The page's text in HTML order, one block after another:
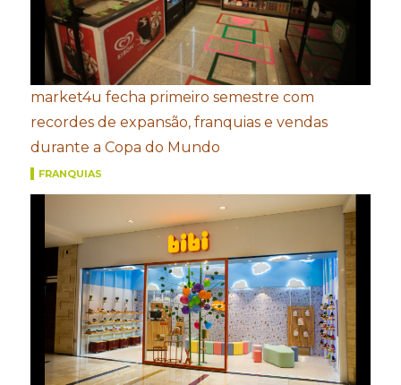
market4u fecha primeiro semestre com
recordes de expansão, franquias e vendas
durante a Copa do Mundo
FRANQUIAS